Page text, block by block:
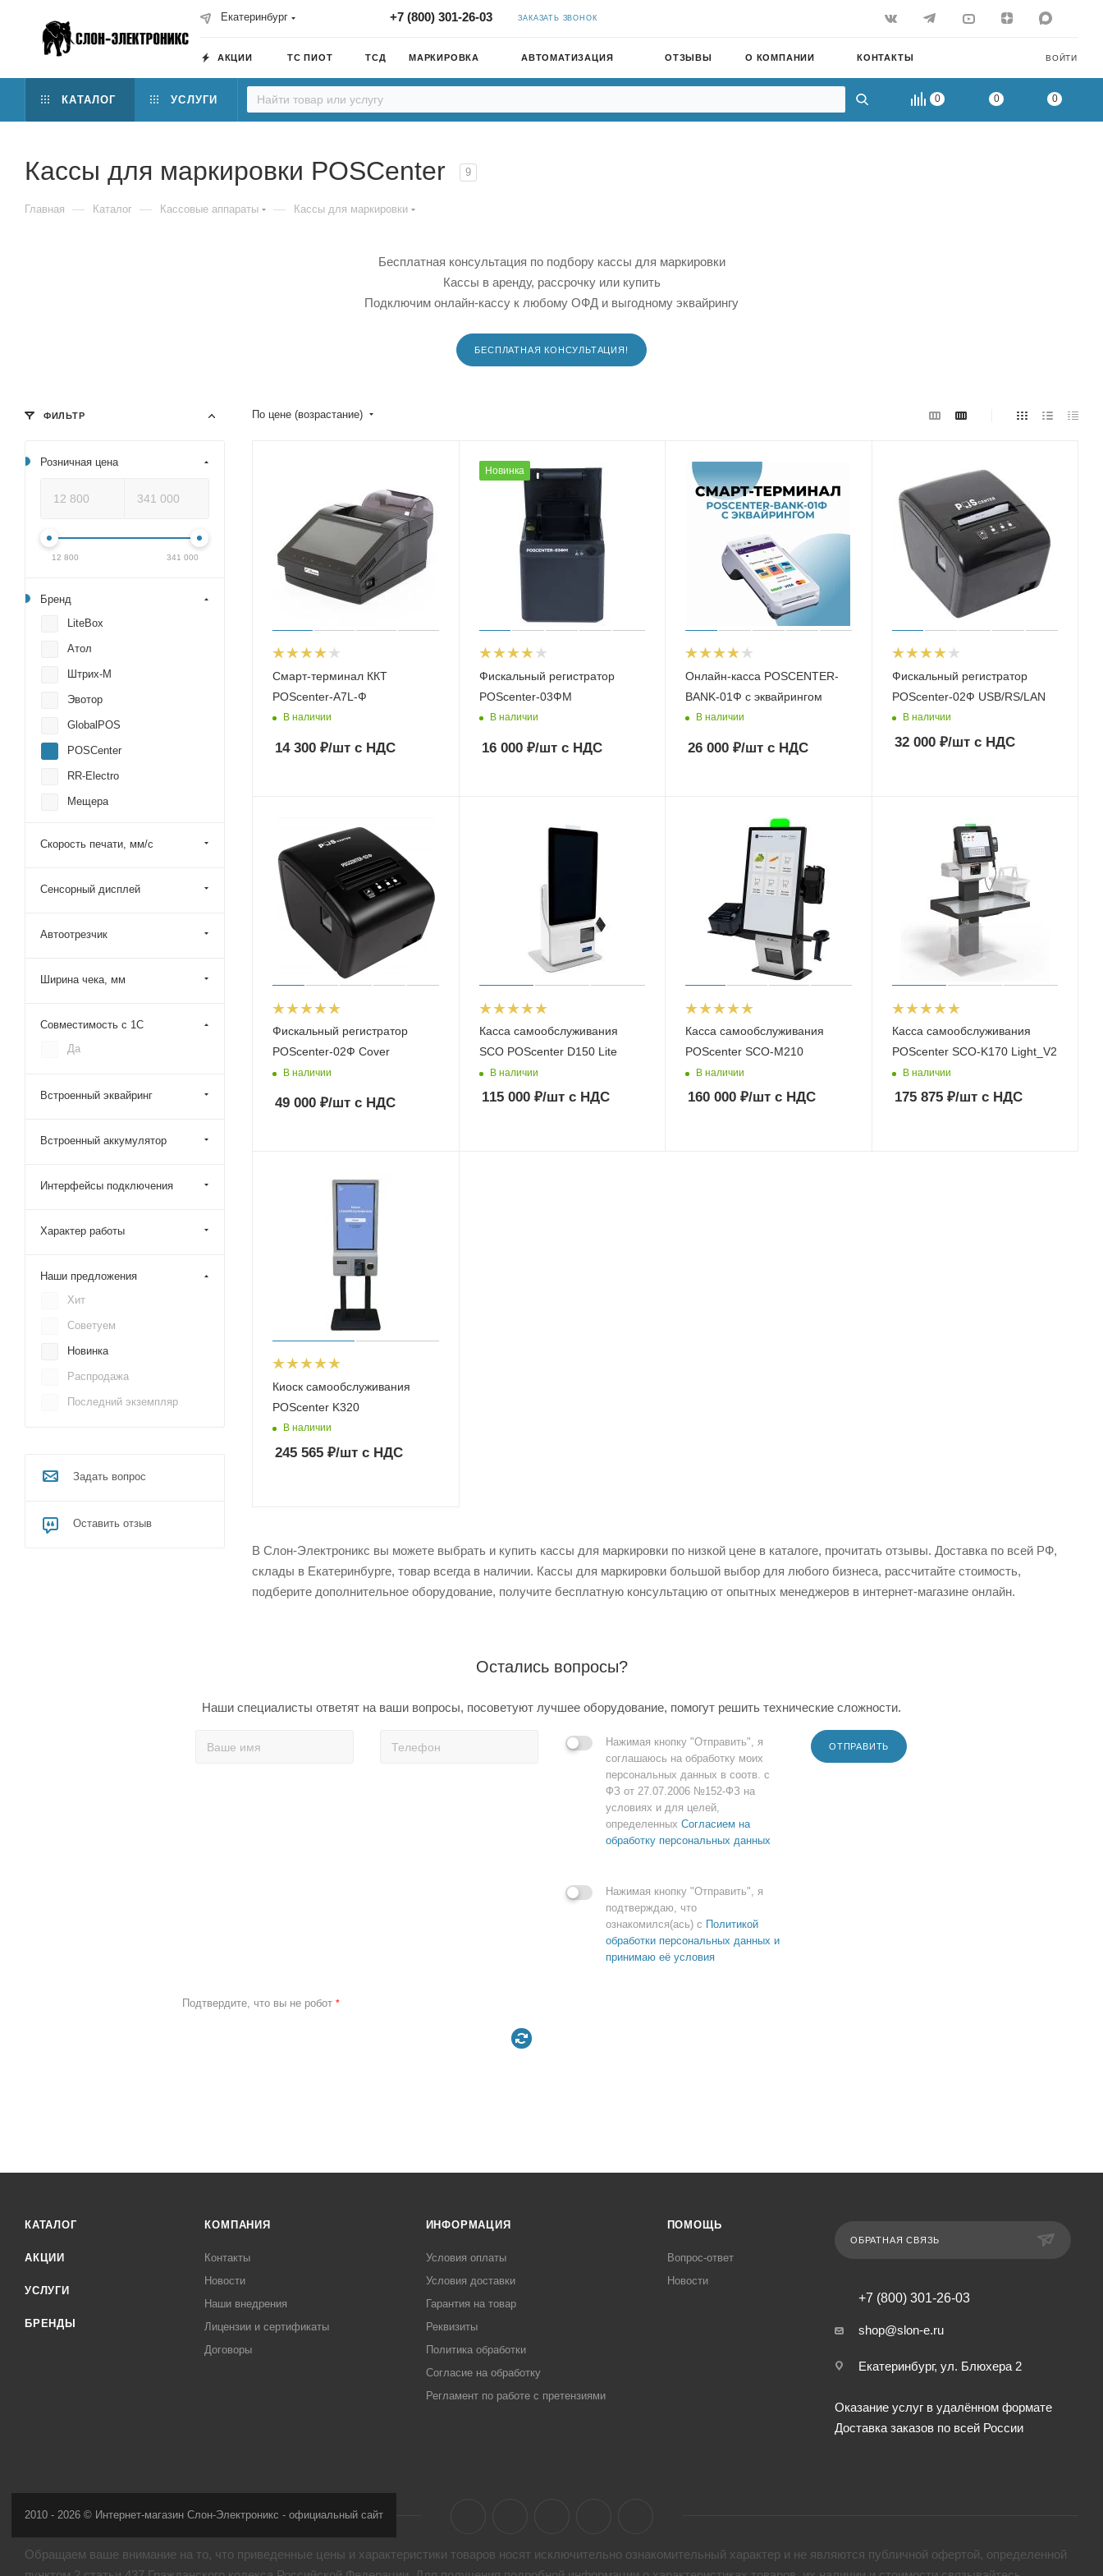
Екатеринбург +7 (800) 301-26-03 ЗАКАЗАТЬ ЗВОНОК
ВОЙТИ
АКЦИИ ТС ПИОТ ТСД МАРКИРОВКА АВТОМАТИЗАЦИЯ ОТЗЫВЫ О КОМПАНИИ КОНТАКТЫ
0 0 0
КАТАЛОГ УСЛУГИ
Кассы для маркировки POSCenter 9
Главная — Каталог — Кассовые аппараты — Кассы для маркировки
Бесплатная консультация по подбору кассы для маркировки
Кассы в аренду, рассрочку или купить
Подключим онлайн-кассу к любому ОФД и выгодному эквайрингу
БЕСПЛАТНАЯ КОНСУЛЬТАЦИЯ!
По цене (возрастание)
Смарт-терминал ККТ
POScenter-A7L-Ф
В наличии
14 300 ₽/шт с НДС
Новинка
Фискальный регистратор
POScenter-03ФМ
В наличии
16 000₽/штс НДС
Онлайн-касса POSCENTER-
BANK-01Ф с эквайрингом
В наличии
26 000 ₽/шт с НДС
Фискальный регистратор
POScenter-02Ф USB/RS/LAN
В наличии
32 000₽/штс НДС
Фискальный регистратор
POScenter-02Ф Cover
В наличии
49 000 ₽/шт с НДС
Касса самообслуживания
SCO POScenter D150 Lite
В наличии
115 000₽/штс НДС
Касса самообслуживания
POScenter SCO-M210
В наличии
160 000 ₽/шт с НДС
Касса самообслуживания
POScenter SCO-K170 Light_V2
В наличии
175 875₽/штс НДС
Киоск самообслуживания
POScenter K320
В наличии
245 565 ₽/шт с НДС
В Слон-Электроникс вы можете выбрать и купить кассы для маркировки по низкой цене в каталоге, прочитать отзывы. Доставка по всей РФ,
склады в Екатеринбурге, товар всегда в наличии. Кассы для маркировки большой выбор для любого бизнеса, рассчитайте стоимость,
подберите дополнительное оборудование, получите бесплатную консультацию от опытных менеджеров в интернет-магазине онлайн.
ФИЛЬТР
Розничная цена
12 800 341 000
Бренд
LiteBox
Атол
Штрих-М
Эвотор
GlobalPOS
POSCenter
RR-Electro
Мещера
Скорость печати, мм/с
Сенсорный дисплей
Автоотрезчик
Ширина чека, мм
Совместимость с 1С
Да
Встроенный эквайринг
Встроенный аккумулятор
Интерфейсы подключения
Характер работы
Наши предложения
Хит
Советуем
Новинка
Распродажа
Последний экземпляр
Задать вопрос
Оставить отзыв
Остались вопросы?
Наши специалисты ответят на ваши вопросы, посоветуют лучшее оборудование, помогут решить технические сложности.
Нажимая кнопку "Отправить", я
соглашаюсь на обработку моих
персональных данных в соотв. с
ФЗ от 27.07.2006 №152-ФЗ на
условиях и для целей,
определенных Согласием на
обработку персональных данных
Нажимая кнопку "Отправить", я
подтверждаю, что
ознакомился(ась) с Политикой
обработки персональных данных и
принимаю её условия
ОТПРАВИТЬ
Подтвердите, что вы не робот *
КАТАЛОГ
АКЦИИ
УСЛУГИ
БРЕНДЫ
КОМПАНИЯ
Контакты
Новости
Наши внедрения
Лицензии и сертификаты
Договоры
ИНФОРМАЦИЯ
Условия оплаты
Условия доставки
Гарантия на товар
Реквизиты
Политика обработки
Согласие на обработку
Регламент по работе с претензиями
ПОМОЩЬ
Вопрос-ответ
Новости
ОБРАТНАЯ СВЯЗЬ
+7 (800) 301-26-03
shop@slon-e.ru
Екатеринбург, ул. Блюхера 2
Оказание услуг в удалённом формате
Доставка заказов по всей России
2010 - 2026 © Интернет-магазин Слон-Электроникс - официальный сайт
Обращаем ваше внимание на то, что приведенные цены и характеристики товaров носят исключительно ознакомительный характер и не являются публичной офертой, определенной